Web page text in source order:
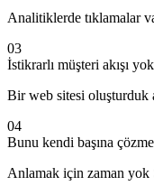
Analitiklerde tıklamalar
03
İstikrarlı müşteri akışı yok
Bir web sitesi oluşturduk
04
Bunu kendi başına
Anlamak için zaman yok